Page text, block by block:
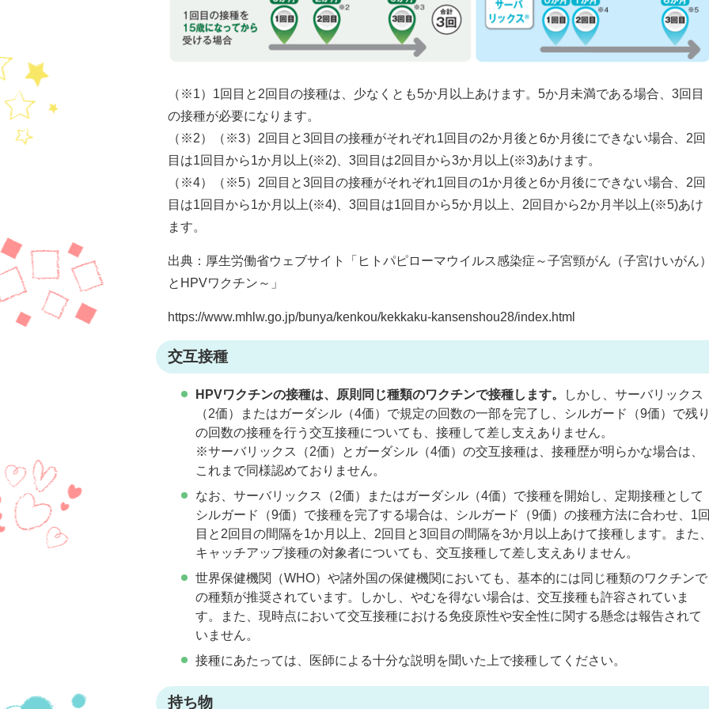
（※1）1回目と2回目の接種は、少なくとも5か月以上あけます。5か月未満である場合、3回目
の接種が必要になります。
（※2）（※3）2回目と3回目の接種がそれぞれ1回目の2か月後と6か月後にできない場合、2回
目は1回目から1か月以上(※2)、3回目は2回目から3か月以上(※3)あけます。
（※4）（※5）2回目と3回目の接種がそれぞれ1回目の1か月後と6か月後にできない場合、2回
目は1回目から1か月以上(※4)、3回目は1回目から5か月以上、2回目から2か月半以上(※5)あけ
ます。
出典：厚生労働省ウェブサイト「ヒトパピローマウイルス感染症～子宮頸がん（子宮けいがん
とHPVワクチン～」
https://www.mhlw.go.jp/bunya/kenkou/kekkaku-kansenshou28/index.html
交互接種
HPVワクチンの接種は、原則同じ種類のワクチンで接種します。
しかし、サーバリックス
（2価）またはガーダシル（4価）で規定の回数の一部を完了し、シルガード（9価）で残
の回数の接種を行う交互接種についても、接種して差し支えありません。
※サーバリックス（2価）とガーダシル（4価）の交互接種は、接種歴が明らかな場合は、
これまで同様認めておりません。
なお、サーバリックス（2価）またはガーダシル（4価）で接種を開始し、定期接種として
シルガード（9価）で接種を完了する場合は、シルガード（9価）の接種方法に合わせ、1
目と2回目の間隔を1か月以上、2回目と3回目の間隔を3か月以上あけて接種します。また
キャッチアップ接種の対象者についても、交互接種して差し支えありません。
世界保健機関（WHO）や諸外国の保健機関においても、基本的には同じ種類のワクチンで
の種類が推奨されています。しかし、やむを得ない場合は、交互接種も許容されていま
す。また、現時点において交互接種における免疫原性や安全性に関する懸念は報告されて
いません。
接種にあたっては、医師による十分な説明を聞いた上で接種してください。
持ち物